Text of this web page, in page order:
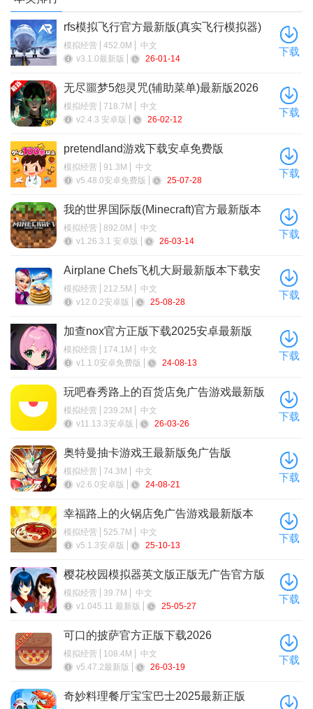
游戏特点
1、转化僵尸龙
2、人类无敌
3、精灵无敌
4、兽人无敌
5、矮人无敌
6、无限资源
7、解锁所有道具
rfs模拟飞行官方最新版(真实飞行模拟器)
模拟经营 452.0M
中文
v3.1.0最新版
26-01-14
下载
无尽噩梦5怨灵咒(辅助菜单)最新版2026
模拟经营 718.7M
中文
v2.4.3 安卓版
26-02-12
下载
pretendland游戏下载安卓免费版
模拟经营 91.3M
中文
v5.48.0安卓免费版
25-07-28
下载
我的世界国际版(Minecraft)官方最新版本
模拟经营 892.0M
中文
v1.26.3.1 安卓版
26-03-14
下载
Airplane Chefs飞机大厨最新版本下载安
卓版
模拟经营 212.5M
中文
v12.0.2安卓版
25-08-28
下载
加查nox官方正版下载2025安卓最新版
模拟经营 174.1M
中文
v1.1.0安卓免费版
24-08-13
下载
玩吧春秀路上的百货店免广告游戏最新版
本
模拟经营 239.2M
中文
v11.13.3安卓版
26-03-26
下载
奥特曼抽卡游戏王最新版免广告版
模拟经营 74.3M
中文
v2.6.0安卓版
24-08-21
下载
幸福路上的火锅店免广告游戏最新版本
模拟经营 525.7M
中文
v5.1.3安卓版
25-10-13
下载
樱花校园模拟器英文版正版无广告官方版
模拟经营 39.7M
中文
v1.045.11 最新版
25-05-27
下载
可口的披萨官方正版下载2026
模拟经营 108.4M
中文
v5.47.2最新版
26-03-19
下载
奇妙料理餐厅宝宝巴士2025最新正版